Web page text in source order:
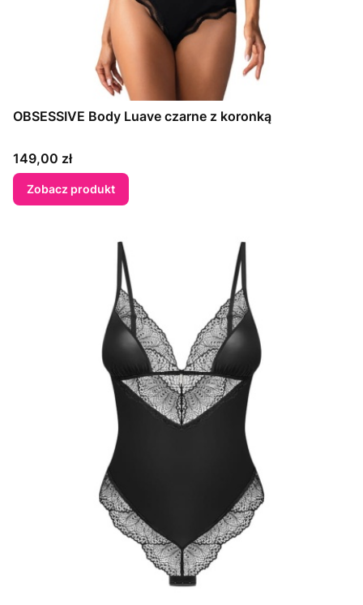
OBSESSIVE Body Luave czarne z koronką
Cena
149,00 zł
Zobacz produkt